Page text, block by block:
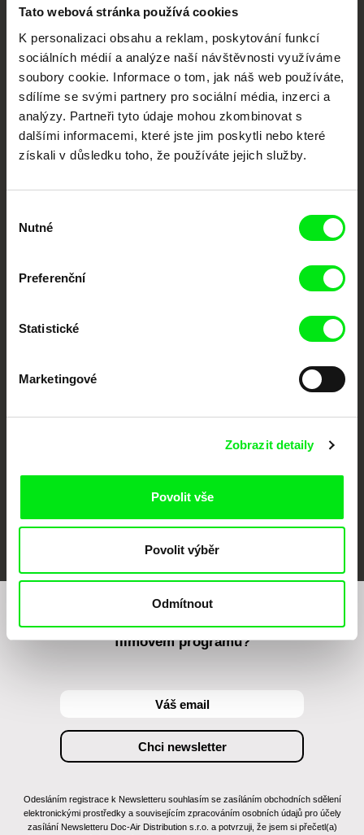
Tato webová stránka používá cookies
K personalizaci obsahu a reklam, poskytování funkcí
sociálních médií a analýze naší návštěvnosti využíváme
soubory cookie. Informace o tom, jak náš web používáte,
sdílíme se svými partnery pro sociální média, inzerci a
analýzy. Partneři tyto údaje mohou zkombinovat s
dalšími informacemi, které jste jim poskytli nebo které
získali v důsledku toho, že používáte jejich služby.
souhlasu
Nutné
Preferenční
Statistické
Marketingové
Zobrazit detaily
Povolit vše
Povolit výběr
Odmítnout
Vaše online
dokumentární kino
Nové festivalové filmy
každý týden
Portál DAFilms.cz je výsledkem tvůrčí spolupráce 7 klíčových evropských
festivalů dokumentárního filmu sdružených do Doc Alliance. Naším cílem je
podporovat kvalitní autorské filmy.
DOK Leipzig
FIDMarseille MFDF Ji.hlava Visions du Réel
Chcete být pravidelně informováni o našem
filmovém programu?
Odesláním registrace k Newsletteru souhlasím se zasíláním obchodních sdělení
elektronickými prostředky a souvisejícím zpracováním osobních údajů pro účely
zasílání Newsletteru Doc-Air Distribution s.r.o. a potvrzuji, že jsem si přečetl(a)